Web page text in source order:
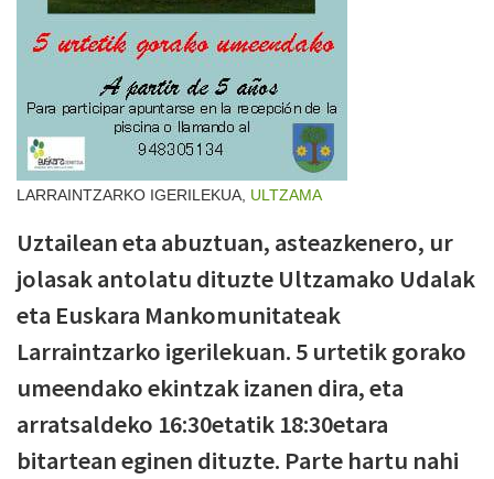
LARRAINTZARKO IGERILEKUA, ULTZAMA
Uztailean eta abuztuan, asteazkenero, ur
jolasak antolatu dituzte Ultzamako Udalak
eta Euskara Mankomunitateak
Larraintzarko igerilekuan. 5 urtetik gorako
umeendako ekintzak izanen dira, eta
arratsaldeko 16:30etatik 18:30etara
bitartean eginen dituzte. Parte hartu nahi